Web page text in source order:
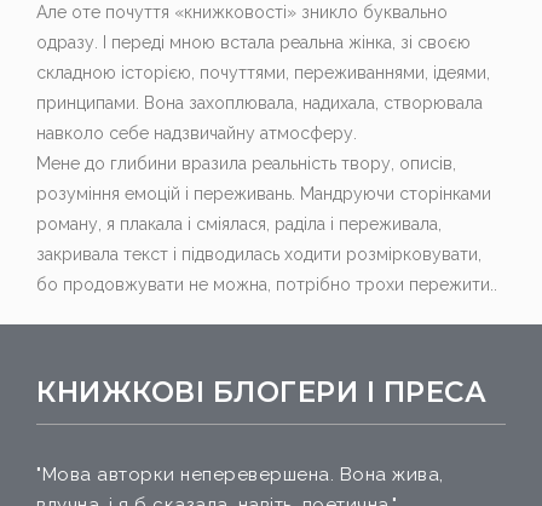
Але оте почуття «книжковості» зникло буквально
одразу. І переді мною встала реальна жінка, зі своєю
складною історією, почуттями, переживаннями, ідеями,
принципами. Вона захоплювала, надихала, створювала
навколо себе надзвичайну атмосферу.
Мене до глибини вразила реальність твору, описів,
розуміння емоцій і переживань. Мандруючи сторінками
роману, я плакала і сміялася, раділа і переживала,
закривала текст і підводилась ходити розмірковувати,
бо продовжувати не можна, потрібно трохи пережити..
КНИЖКОВІ БЛОГЕРИ І ПРЕСА
"Мова авторки неперевершена. Вона жива,